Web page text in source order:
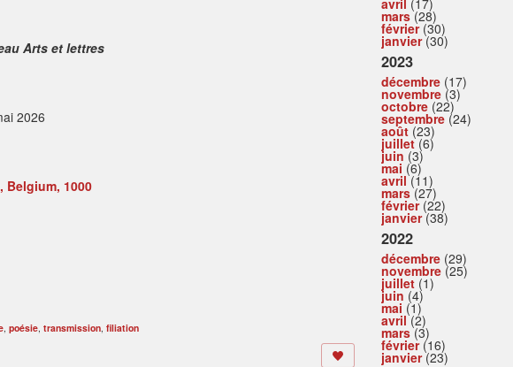
Arts et lettres
2026
Belgium, 1000
, poésie, transmission, filiation
avril(17)
mars(28)
février(30)
janvier(30)
2023
décembre (17)
novembre (3)
octobre (22)
septembre (24)
août (23)
juillet(6)
juin (3)
mai (6)
avril(11)
mars(27)
février(22)
janvier(38)
2022
décembre (29)
novembre (25)
juillet (1)
juin (4)
mai (1)
avril(2)
mars(3)
février(16)
janvier(23)